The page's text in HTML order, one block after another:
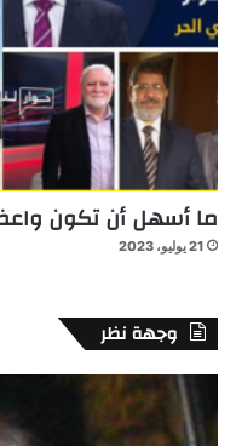
ما أسهل أن تكون
21 يوليو، 2023
وجهة نظر